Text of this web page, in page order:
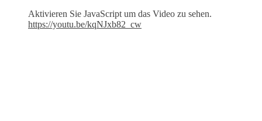
Aktivieren Sie JavaScript um das Video zu sehen.
https://youtu.be/kqNJxb82_cw